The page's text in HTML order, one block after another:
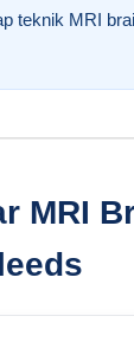
teknik MRI
MRI